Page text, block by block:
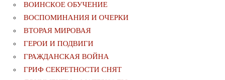
ВОИНСКОЕ ОБУЧЕНИЕ
ВОСПОМИНАНИЯ И ОЧЕРКИ
ВТОРАЯ МИРОВАЯ
ГЕРОИ И ПОДВИГИ
ГРАЖДАНСКАЯ ВОЙНА
ГРИФ СЕКРЕТНОСТИ СНЯТ